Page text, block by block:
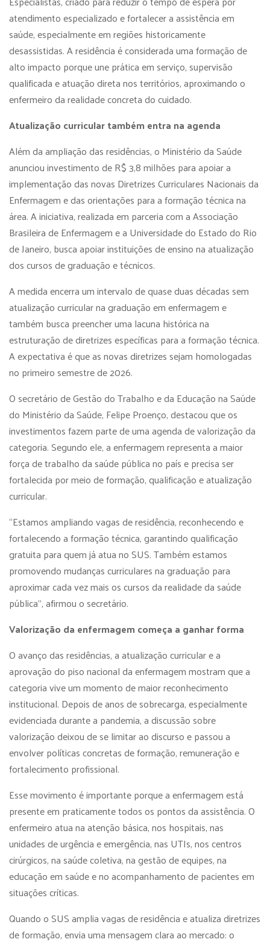
atendimento especializado e fortalecer a assistência em
saúde, especialmente em regiões historicamente
desassistidas. A residência é considerada uma formação de
alto impacto porque une prática em serviço, supervisão
qualificada e atuação direta nos territórios, aproximando o
enfermeiro da realidade concreta do cuidado.
Atualização curricular também entra na agenda
Além da ampliação das residências, o Ministério da Saúde
anunciou investimento de R$ 3,8 milhões para apoiar a
implementação das novas Diretrizes Curriculares Nacionais da
Enfermagem e das orientações para a formação técnica na
área. A iniciativa, realizada em parceria com a Associação
Brasileira de Enfermagem e a Universidade do Estado do Rio
de Janeiro, busca apoiar instituições de ensino na atualização
dos cursos de graduação e técnicos.
A medida encerra um intervalo de quase duas décadas sem
atualização curricular na graduação em enfermagem e
também busca preencher uma lacuna histórica na
estruturação de diretrizes específicas para a formação técnica.
A expectativa é que as novas diretrizes sejam homologadas
no primeiro semestre de 2026.
O secretário de Gestão do Trabalho e da Educação na Saúde
do Ministério da Saúde, Felipe Proenço, destacou que os
investimentos fazem parte de uma agenda de valorização da
categoria. Segundo ele, a enfermagem representa a maior
força de trabalho da saúde pública no país e precisa ser
fortalecida por meio de formação, qualificação e atualização
curricular.
“Estamos ampliando vagas de residência, reconhecendo e
fortalecendo a formação técnica, garantindo qualificação
gratuita para quem já atua no SUS. Também estamos
promovendo mudanças curriculares na graduação para
aproximar cada vez mais os cursos da realidade da saúde
pública”, afirmou o secretário.
Valorização da enfermagem começa a ganhar forma
O avanço das residências, a atualização curricular e a
aprovação do piso nacional da enfermagem mostram que a
categoria vive um momento de maior reconhecimento
institucional. Depois de anos de sobrecarga, especialmente
evidenciada durante a pandemia, a discussão sobre
valorização deixou de se limitar ao discurso e passou a
envolver políticas concretas de formação, remuneração e
fortalecimento profissional.
Esse movimento é importante porque a enfermagem está
presente em praticamente todos os pontos da assistência. O
enfermeiro atua na atenção básica, nos hospitais, nas
unidades de urgência e emergência, nas UTIs, nos centros
cirúrgicos, na saúde coletiva, na gestão de equipes, na
educação em saúde e no acompanhamento de pacientes em
situações críticas.
Quando o SUS amplia vagas de residência e atualiza diretrizes
de formação, envia uma mensagem clara ao mercado: o